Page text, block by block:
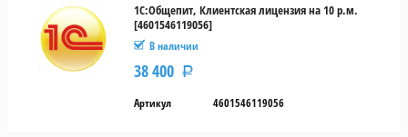
1С:Общепит, Клиентская лицензия на 10 р.м.
[4601546119056]
В наличии
38 400 Р
Артикул 4601546119056